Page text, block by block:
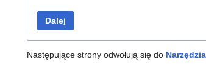
Dalej
Następujące strony odwołują się do